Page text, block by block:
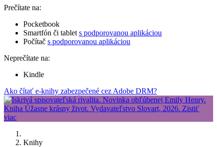
Prečítate na:
Pocketbook
Smartfón či tablet s podporovanou aplikáciou
Počítač s podporovanou aplikáciou
Neprečítate na:
Kindle
Ako čítať e-knihy zabezpečené cez Adobe DRM?
Knihy